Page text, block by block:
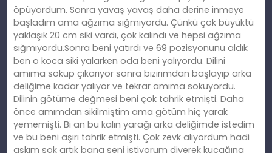
öpüyordum. Sonra yavaş yavaş daha derine inmeye
başladım ama ağzıma sığmıyordu. Çünkü çok büyüktü
yaklaşık 20 cm siki vardı, çok kalındı ve hepsi ağzıma
sığmıyordu.Sonra beni yatırdı ve 69 pozisyonunu aldık
ben o koca siki yalarken oda beni yalıyordu. Dilini
amıma sokup çıkarıyor sonra bızırımdan başlayıp arka
deliğime kadar yalıyor ve tekrar amıma sokuyordu.
Dilinin götüme değmesi beni çok tahrik etmişti. Daha
önce amımdan sikilmiştim ama götüm hiç yarak
yememişti. Bi an bu kalın yarağı arka deliğimde istedim
ve bu beni aşırı tahrik etmişti. Çok zevk alıyordum hadi
aşkım sok artık bana seni istiyorum diyerek kucağına